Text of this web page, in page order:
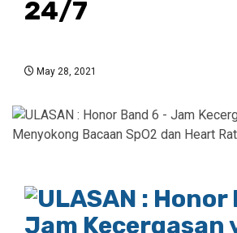
24/7
May 28, 2021